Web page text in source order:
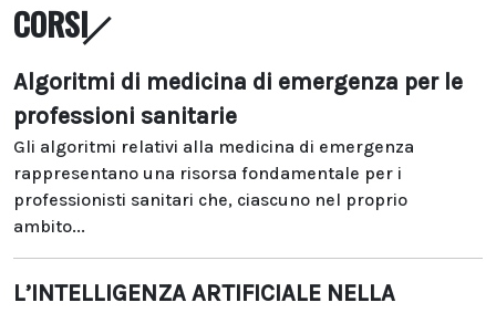
CORSI
Algoritmi di medicina di emergenza per le
professioni sanitarie
Gli algoritmi relativi alla medicina di emergenza
rappresentano una risorsa fondamentale per i
professionisti sanitari che, ciascuno nel proprio
ambito...
L’INTELLIGENZA ARTIFICIALE NELLA